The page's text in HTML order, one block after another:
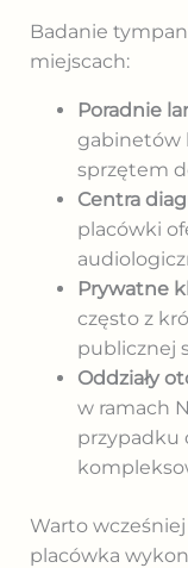
Badanie
miejscach:
Poradnie
gabinetów
sprzętem
Centra
placówki
Prywatne
często z
publicznej
Oddziały
w ramach
przypadku
Warto
placówka